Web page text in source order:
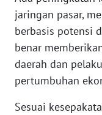
jaringan pasar,
berbasis potensi
benar
daerah dan
pertumbuhan
Sesuai
WN
KEPRI
WN
PAPUA